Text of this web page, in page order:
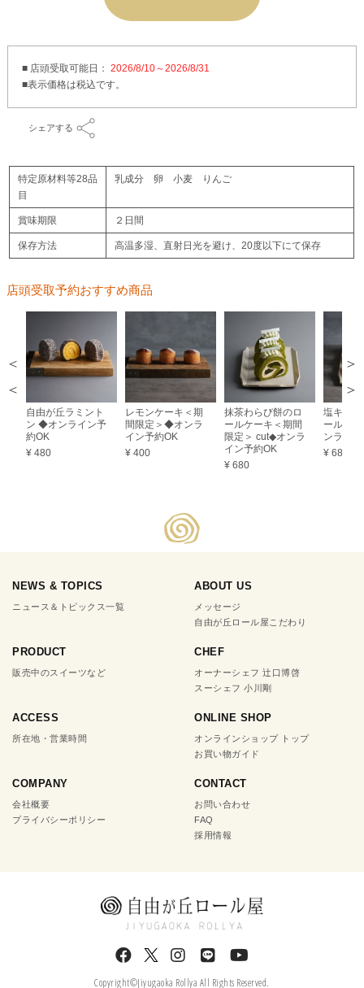
■ 店頭受取可能日：2026/8/10～2026/8/31
シェアする
特定原材料等28品
目
乳成分 卵 小麦 りんご
賞味期限 ２日間
保存方法 高温多湿、直射日光を避け、20度以下にて保存
店頭受取予約おすすめ商品
自由が丘ラミント
ン ◆オンライン予
約OK
¥ 480
レモンケーキ＜期
間限定＞◆オンラ
イン予約OK
¥ 400
抹茶わらび餅のロ
ールケーキ＜期間
限定＞ cut◆オンラ
イン予約OK
¥ 680
塩キャ
ールケ
ンライ
¥ 680
＜
＞
NEWS & TOPICS
ニュース＆トピックス一覧
ABOUT US
メッセージ
自由が丘ロール屋こだわり
PRODUCT
販売中のスイーツなど
CHEF
オーナーシェフ 辻口博啓
スーシェフ 小川剛
ACCESS
所在地・営業時間
ONLINE SHOP
オンラインショップ トップ
お買い物ガイド
COMPANY
会社概要
プライバシーポリシー
CONTACT
お問い合わせ
FAQ
採用情報
Copyright©Jiyugaoka Rollya All Rights Reserved.